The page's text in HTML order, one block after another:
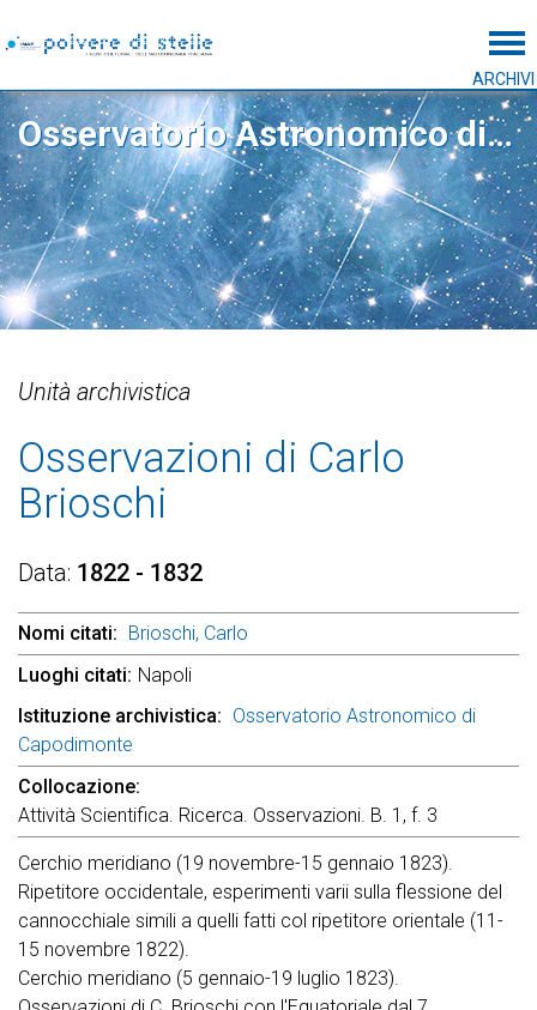
ARCHIVI
Osservatorio Astronomico di Capodimonte
Unità archivistica
Osservazioni di Carlo
Brioschi
Data 1822 - 1832
Nomi citati
Brioschi, Carlo
Luoghi citati Napoli
Istituzione archivistica
Osservatorio Astronomico di
Capodimonte
Collocazione
Attività Scientifica. Ricerca. Osservazioni. B. 1, f. 3
Cerchio meridiano (19 novembre-15 gennaio 1823).
Ripetitore occidentale, esperimenti varii sulla flessione del
cannocchiale simili a quelli fatti col ripetitore orientale (11-
15 novembre 1822).
Cerchio meridiano (5 gennaio-19 luglio 1823).